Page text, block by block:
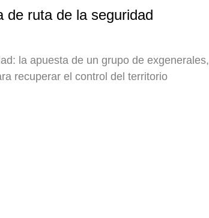
de ruta de la seguridad
la apuesta de un grupo de exgenerales,
recuperar el control del territorio